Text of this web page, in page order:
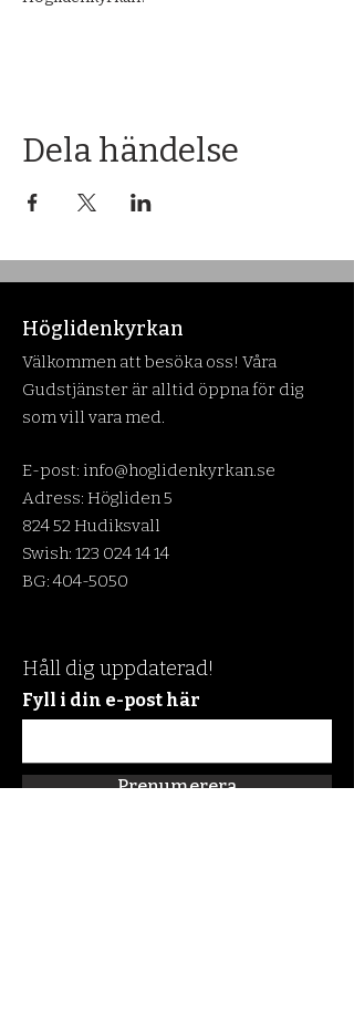
Dela händelse
Höglidenkyrkan
Välkommen att besöka oss! Våra
Gudstjänster är alltid öppna för dig
som vill vara med.
E-post: info@hoglidenkyrkan.se
Adress: Högliden 5
824 52 Hudiksvall
Swish: 123 024 14 14
BG:404-5050
Håll dig uppdaterad!
Fyll i din e-post här
Prenumerera